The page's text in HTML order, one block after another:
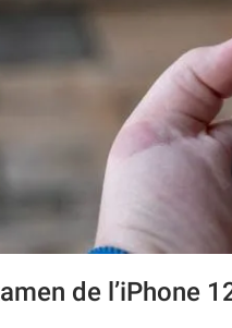
de l’iPhone